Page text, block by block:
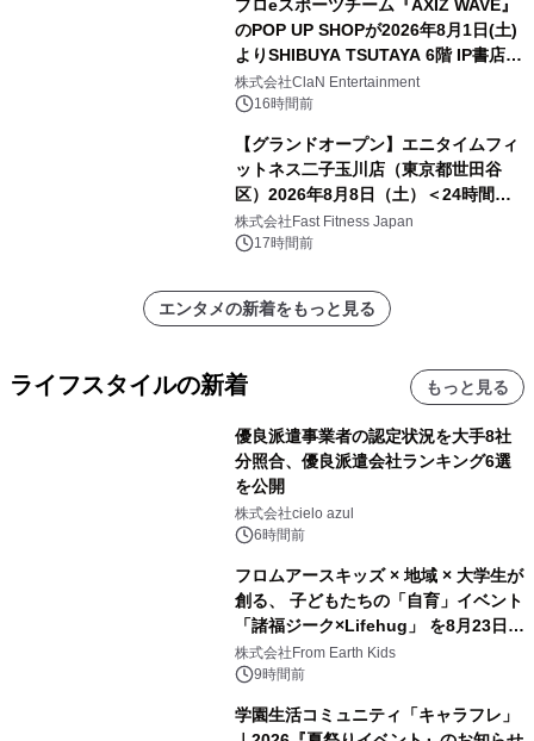
プロeスポーツチーム『AXIZ WAVE』
のPOP UP SHOPが2026年8月1日(土)
よりSHIBUYA TSUTAYA 6階 IP書店で
開催決定！！
株式会社ClaN Entertainment
16時間前
【グランドオープン】エニタイムフィ
ットネス二子玉川店（東京都世田谷
区）2026年8月8日（土）＜24時間年
中無休のフィットネスジム＞
株式会社Fast Fitness Japan
17時間前
エンタメの新着をもっと見る
ライフスタイルの新着 もっと見る
優良派遣事業者の認定状況を大手8社
分照合、優良派遣会社ランキング6選
を公開
株式会社cielo azul
6時間前
フロムアースキッズ × 地域 × 大学生が
創る、 子どもたちの「自育」イベント
「諸福ジーク×Lifehug」 を8月23日
(日)開催
株式会社From Earth Kids
9時間前
学園生活コミュニティ「キャラフレ」